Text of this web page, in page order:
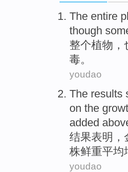
The entire
though
整个植物 ，
毒。
youdao
The results
on the
added
结果表明
株鲜重平均
youdao